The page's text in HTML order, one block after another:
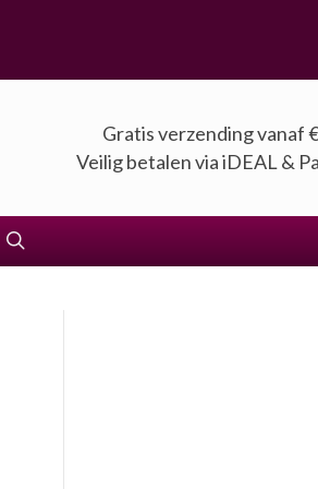
Gratis verzending vanaf
Veilig betalen via iDEAL &